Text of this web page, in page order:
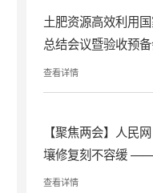
土肥资源高效利用
总结会议暨验收预
查看详情
【聚焦两会】人民
壤修复刻不容缓
缓控释肥工程技术研
查看详情